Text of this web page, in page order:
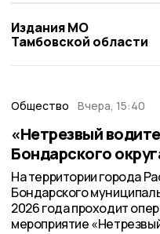
Издания МО
Тамбовской области
Общество Вчера, 15:40
«Нетрезвый
Бондарского
На территории города
Бондарского
2026 года проходит
мероприятие